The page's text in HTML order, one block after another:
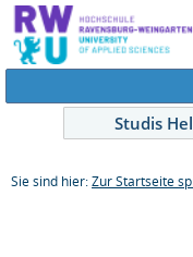
Studis
Sie sind hier: Zur Startseite